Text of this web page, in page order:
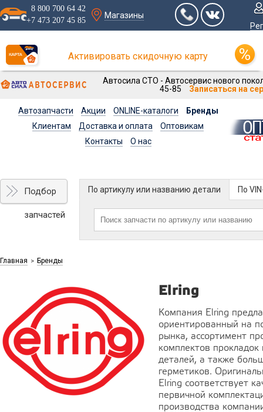
8 800 700 64 42
+7 473 207 45 85
Магазины
Активировать скидочную карту
Автосила СТО - Автосервис нового
45-85
Записаться на
Автозапчасти Акции ONLINE-каталоги
Бренды
Клиентам
Доставка и оплата
Оптовикам
Контакты
О нас
Подбор
запчастей
По артикулу или названию детали По
Главная > Бренды
Elring
Компания Elring
ориентированный на
рынка, ассортимент
комплектов прокладок
деталей, а также
герметиков.
Elring соответствует
первичной
производства